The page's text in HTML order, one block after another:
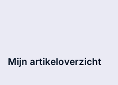
Mijn artikeloverzicht